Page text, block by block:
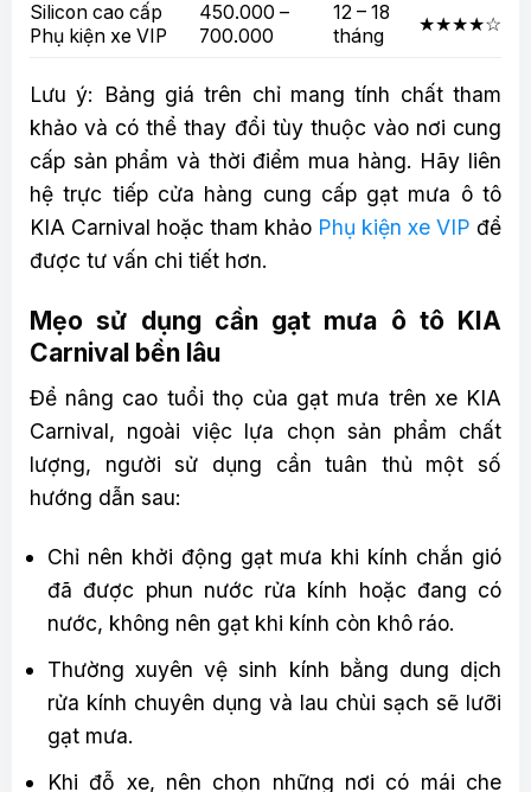
Silicon cao cấp
Phụ kiện xe VIP
450.000 –
700.000
12 – 18
tháng
★★★★☆
Lưu ý: Bảng giá trên chỉ mang tính chất tham
khảo và có thể thay đổi tùy thuộc vào nơi cung
cấp sản phẩm và thời điểm mua hàng. Hãy liên
hệ trực tiếp cửa hàng cung cấp gạt mưa ô tô
KIA Carnival hoặc tham khảo Phụ kiện xe VIP để
được tư vấn chi tiết hơn.
Mẹo sử dụng cần gạt mưa ô tô KIA
Carnival bền lâu
Để nâng cao tuổi thọ của gạt mưa trên xe KIA
Carnival, ngoài việc lựa chọn sản phẩm chất
lượng, người sử dụng cần tuân thủ một số
hướng dẫn sau:
Chỉ nên khởi động gạt mưa khi kính chắn gió
đã được phun nước rửa kính hoặc đang có
nước, không nên gạt khi kính còn khô ráo.
Thường xuyên vệ sinh kính bằng dung dịch
rửa kính chuyên dụng và lau chùi sạch sẽ lưỡi
gạt mưa.
Khi đỗ xe, nên chọn những nơi có mái che